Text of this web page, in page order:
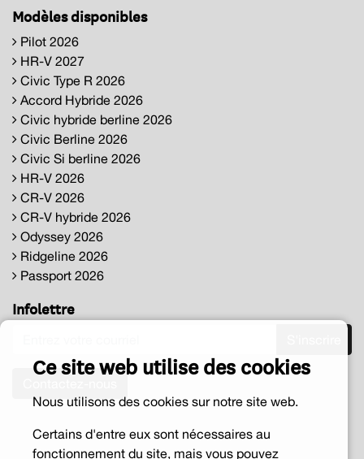
Modèles disponibles
Pilot 2026
HR-V 2027
Civic Type R 2026
Accord Hybride 2026
Civic hybride berline 2026
Civic Berline 2026
Civic Si berline 2026
HR-V 2026
CR-V 2026
CR-V hybride 2026
Odyssey 2026
Ridgeline 2026
Passport 2026
Infolettre
Ce site web utilise des cookies
Nous utilisons des cookies sur notre site web.
Certains d'entre eux sont nécessaires au
fonctionnement du site, mais vous pouvez